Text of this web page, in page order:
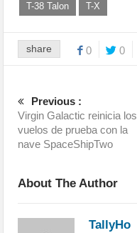
T-38 Talon
T-X
share 0 0
Previous :
Virgin Galactic reinicia los
vuelos de prueba con la
nave SpaceShipTwo
About The Author
TallyHo